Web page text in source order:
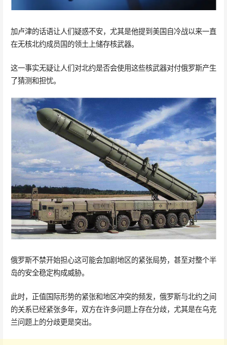
加卢津的话语让人们疑惑不安，尤其是他提到美国自冷战以来一直
在无核北约成员国的领土上储存核武器。
这一事实无疑让人们对北约是否会使用这些核武器对付俄罗斯产生
了猜测和担忧。
俄罗斯不禁开始担心这可能会加剧地区的紧张局势，甚至对整个半
岛的安全稳定构成威胁。
此时，正值国际形势的紧张和地区冲突的频发，俄罗斯与北约之间
的关系已经紧张多年，双方在许多问题上存在分歧，尤其是在乌克
兰问题上的分歧更是突出。